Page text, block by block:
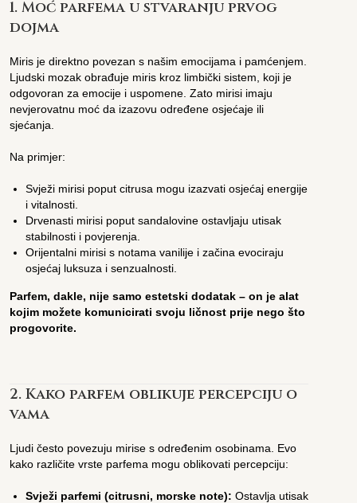
1. Moć parfema u stvaranju prvog
dojma
Miris je direktno povezan s našim emocijama i pamćenjem.
Ljudski mozak obrađuje miris kroz limbički sistem, koji je
odgovoran za emocije i uspomene. Zato mirisi imaju
nevjerovatnu moć da izazovu određene osjećaje ili
sjećanja.
Na primjer:
Svježi mirisi poput citrusa mogu izazvati osjećaj energije
i vitalnosti.
Drvenasti mirisi poput sandalovine ostavljaju utisak
stabilnosti i povjerenja.
Orijentalni mirisi s notama vanilije i začina evociraju
osjećaj luksuza i senzualnosti.
Parfem, dakle, nije samo estetski dodatak – on je alat
kojim možete komunicirati svoju ličnost prije nego što
progovorite.
2. Kako parfem oblikuje percepciju o
vama
Ljudi često povezuju mirise s određenim osobinama. Evo
kako različite vrste parfema mogu oblikovati percepciju:
Svježi parfemi (citrusni, morske note): Ostavlja utisak